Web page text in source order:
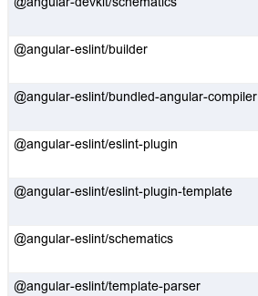
@angular-devkit/schematics
@angular-eslint/builder
@angular-eslint/bundled-angular-compiler
@angular-eslint/eslint-plugin
@angular-eslint/eslint-plugin-template
@angular-eslint/schematics
@angular-eslint/template-parser